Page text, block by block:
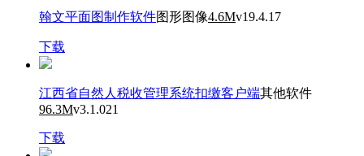
翰文平面图制作软件图形图像4.6Mv19.4.17
下载
江西省自然人税收管理系统扣缴客户端其他软件
96.3Mv3.1.021
下载